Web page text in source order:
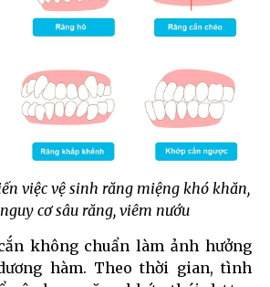
việc vệ sinh răng miệng khó khăn,
cơ sâu răng, viêm nướu
không chuẩn làm ảnh hưởng
hàm. Theo thời gian, tình